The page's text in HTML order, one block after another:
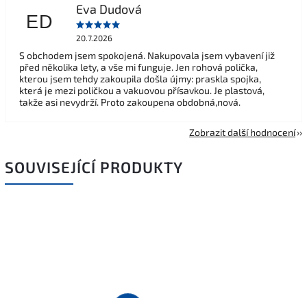
ED
Eva Dudová
20.7.2026
S obchodem jsem spokojená. Nakupovala jsem vybavení již
před několika lety, a vše mi funguje. Jen rohová polička,
kterou jsem tehdy zakoupila došla újmy: praskla spojka,
která je mezi poličkou a vakuovou přísavkou. Je plastová,
takže asi nevydrží. Proto zakoupena obdobná,nová.
Zobrazit další hodnocení
SOUVISEJÍCÍ PRODUKTY